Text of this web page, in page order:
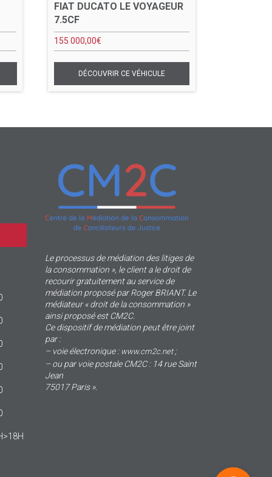
FIAT DUCATO LE VOYAGEUR
7.5CF
155 000,00€
Le processus de médiation des litiges de
la consommation », le client a le droit de
recourir gratuitement au service de
médiation proposé par Roger BRIANT. Le
médiateur « droit de la consommation »
ainsi proposé est CM2C.
Ce dispositif de médiation peut être joint
par :
– voie électronique : www.cm2c.net;
– ou par voie postale CM2C : 14 rue Saint
Jean
75017 Paris ».